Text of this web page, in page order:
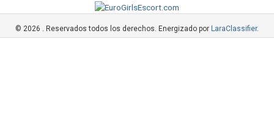
© 2026 . Reservados todos los derechos. Energizado por LaraClassifier.